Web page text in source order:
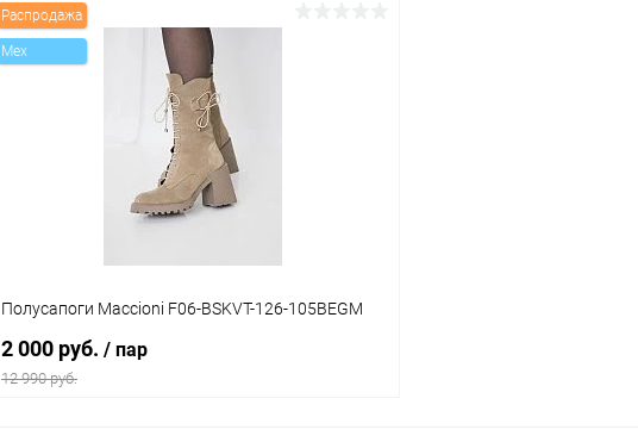
В корзину
Распродажа
Mex
Полусапоги Maccioni F06-BSKVT-126-105BEGM
2 000 руб. / пар
12 990 руб.